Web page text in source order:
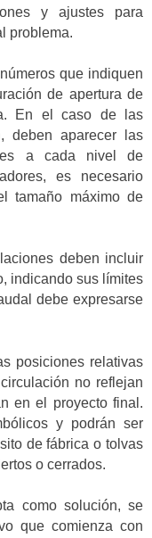
y ajustes para
problema.
que indiquen
de apertura de
En el caso de las
deben aparecer las
a cada nivel de
es necesario
tamaño máximo de
deben incluir
indicando sus límites
debe expresarse
posiciones relativas
no reflejan
en el proyecto final.
y podrán ser
de fábrica o tolvas
o cerrados.
como solución, se
que comienza con